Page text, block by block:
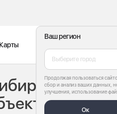
Ваш регион
Выберите город
Продолжая пользоваться
сбор и анализ ваших данных,
улучшения, использование
Ок
Карты